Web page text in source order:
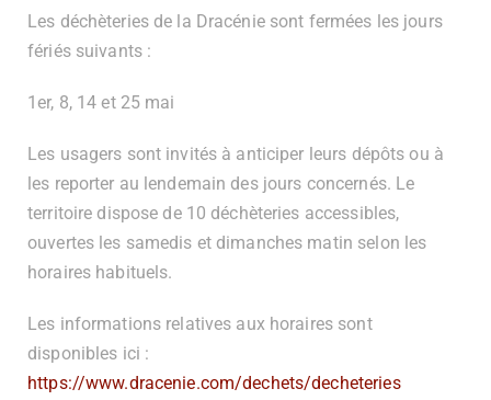
Les déchèteries de la Dracénie sont fermées les jours
fériés suivants :
1er, 8, 14 et 25 mai
Les usagers sont invités à anticiper leurs dépôts ou à
les reporter au lendemain des jours concernés. Le
territoire dispose de 10 déchèteries accessibles,
ouvertes les samedis et dimanches matin selon les
horaires habituels.
Les informations relatives aux horaires sont
disponibles ici :
https://www.dracenie.com/dechets/decheteries